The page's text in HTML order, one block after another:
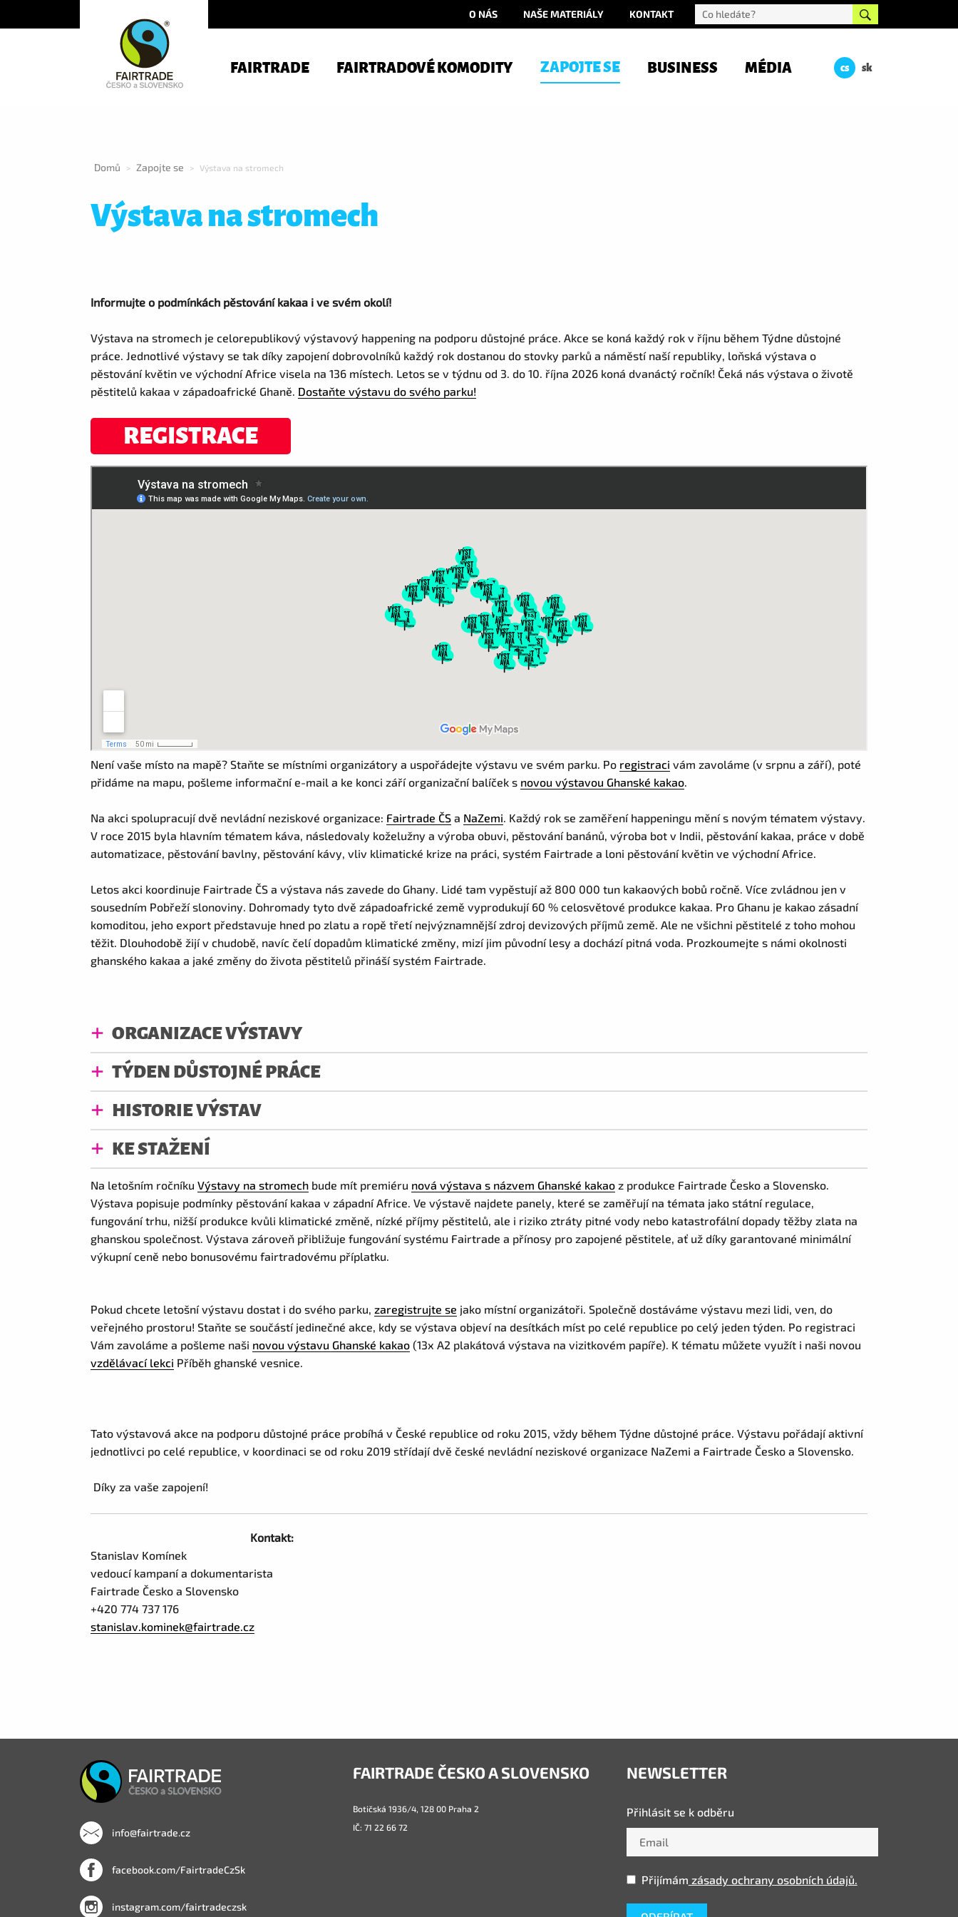
O NÁS NAŠE MATERIÁLY KONTAKT
FAIRTRADE FAIRTRADOVÉ KOMODITY ZAPOJTE SE BUSINESS MÉDIA cs sk
Domů > Zapojte se > Výstava na stromech
Výstava na stromech
Informujte o podmínkách pěstování kakaa i ve svém okolí!
Výstava na stromech je celorepublikový výstavový happening na podporu důstojné práce. Akce se koná každý rok v říjnu během Týdne důstojné
práce. Jednotlivé výstavy se tak díky zapojení dobrovolníků každý rok dostanou do stovky parků a náměstí naší republiky, loňská výstava o
pěstování květin ve východní Africe visela na 136 místech. Letos se v týdnu od 3. do 10. října 2026 koná dvanáctý ročník! Čeká nás výstava o životě
pěstitelů kakaa v západoafrické Ghaně. Dostaňte výstavu do svého parku!
REGISTRACE
Není vaše místo na mapě? Staňte se místními organizátory a uspořádejte výstavu ve svém parku. Po registraci vám zavoláme (v srpnu a září), poté
přidáme na mapu, pošleme informační e-mail a ke konci září organizační balíček s novou výstavou Ghanské kakao.
Na akci spolupracují dvě nevládní neziskové organizace: Fairtrade ČS a NaZemi. Každý rok se zaměření happeningu mění s novým tématem výstavy.
V roce 2015 byla hlavním tématem káva, následovaly koželužny a výroba obuvi, pěstování banánů, výroba bot v Indii, pěstování kakaa, práce v době
automatizace, pěstování bavlny, pěstování kávy, vliv klimatické krize na práci, systém Fairtrade a loni pěstování květin ve východní Africe.
Letos akci koordinuje Fairtrade ČS a výstava nás zavede do Ghany. Lidé tam vypěstují až 800 000 tun kakaových bobů ročně. Více zvládnou jen v
sousedním Pobřeží slonoviny. Dohromady tyto dvě západoafrické země vyprodukují 60 % celosvětové produkce kakaa. Pro Ghanu je kakao zásadní
komoditou, jeho export představuje hned po zlatu a ropě třetí nejvýznamnější zdroj devizových příjmů země. Ale ne všichni pěstitelé z toho mohou
těžit. Dlouhodobě žijí v chudobě, navíc čelí dopadům klimatické změny, mizí jim původní lesy a dochází pitná voda. Prozkoumejte s námi okolnosti
ghanského kakaa a jaké změny do života pěstitelů přináší systém Fairtrade.
ORGANIZACE VÝSTAVY
TÝDEN DŮSTOJNÉ PRÁCE
HISTORIE VÝSTAV
KE STAŽENÍ
Na letošním ročníku Výstavy na stromech bude mít premiéru nová výstava s názvem Ghanské kakao z produkce Fairtrade Česko a Slovensko.
Výstava popisuje podmínky pěstování kakaa v západní Africe. Ve výstavě najdete panely, které se zaměřují na témata jako státní regulace,
fungování trhu, nižší produkce kvůli klimatické změně, nízké příjmy pěstitelů, ale i riziko ztráty pitné vody nebo katastrofální dopady těžby zlata na
ghanskou společnost. Výstava zároveň přibližuje fungování systému Fairtrade a přínosy pro zapojené pěstitele, ať už díky garantované minimální
výkupní ceně nebo bonusovému fairtradovému příplatku.
Pokud chcete letošní výstavu dostat i do svého parku, zaregistrujte se jako místní organizátoři. Společně dostáváme výstavu mezi lidi, ven, do
veřejného prostoru! Staňte se součástí jedinečné akce, kdy se výstava objeví na desítkách míst po celé republice po celý jeden týden. Po registraci
Vám zavoláme a pošleme naši novou výstavu Ghanské kakao (13x A2 plakátová výstava na vizitkovém papíře). K tématu můžete využít i naši novou
vzdělávací lekci Příběh ghanské vesnice.
Tato výstavová akce na podporu důstojné práce probíhá v České republice od roku 2015, vždy během Týdne důstojné práce. Výstavu pořádají aktivní
jednotlivci po celé republice, v koordinaci se od roku 2019 střídají dvě české nevládní neziskové organizace NaZemi a Fairtrade Česko a Slovensko.
Díky za vaše zapojení!
Kontakt:
Stanislav Komínek
vedoucí kampaní a dokumentarista
Fairtrade Česko a Slovensko
+420 774 737 176
stanislav.kominek@fairtrade.cz
info@fairtrade.cz
facebook.com/FairtradeCzSk
instagram.com/fairtradeczsk
FAIRTRADE ČESKO A SLOVENSKO
Botičská 1936/4, 128 00 Praha 2
IČ: 71 22 66 72
NEWSLETTER
Přihlásit se k odběru
Přijímám zásady ochrany osobních údajů.